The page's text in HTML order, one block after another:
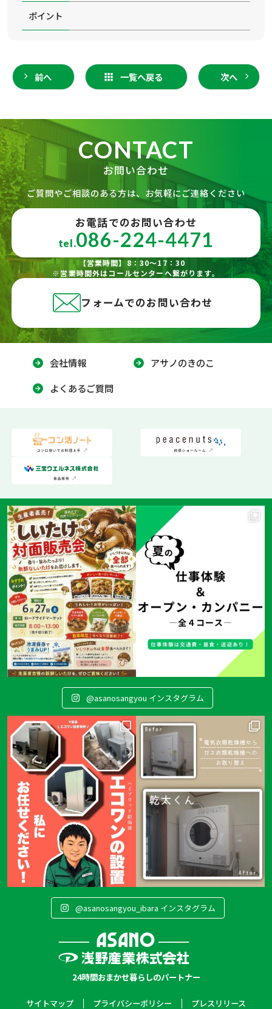
ポイント
前へ 一覧へ戻る 次へ
CONTACT
お問い合わせ
ご質問やご相談のある方は、お気軽にご連絡ください
お電話でのお問い合わせ
tel.086-224-4471
【営業時間】8：30～17：30
※営業時間外はコールセンターへ繋がります。
フォームでのお問い合わせ
会社情報
アサノのきのこ
よくあるご質問
@asanosangyou インスタグラム
@asanosangyou_ibara インスタグラム
24時間おまかせ暮らしのパートナー
サイトマップ プライバシーポリシー プレスリリース